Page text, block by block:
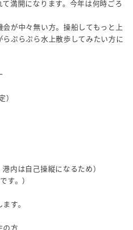
満開になります。今年は何時ごろ
が中々無い方。操船してもっと上
ぷらぷら水上散歩してみたい方に
内は自己操縦になるため）
す。）
す。
の方